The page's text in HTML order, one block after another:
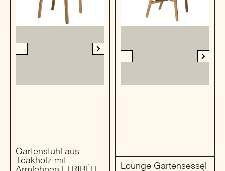
Gartenstuhl aus
Teakholz mit
Lounge Gartensessel